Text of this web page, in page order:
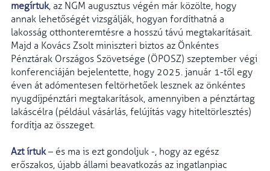
megírtuk, az NGM augusztus végén már közölte, hogy
annak lehetőségét vizsgálják, hogyan fordíthatná a
lakosság otthonteremtésre a hosszú távú megtakarításait.
Majd a Kovács Zsolt miniszteri biztos az Önkéntes
Pénztárak Országos Szövetsége (ÖPOSZ) szeptember végi
konferenciáján bejelentette, hogy 2025. január 1-től egy
éven át adómentesen feltörhetőek lesznek az önkéntes
nyugdíjpénztári megtakarítások, amennyiben a pénztártag
lakáscélra (például vásárlás, felújítás vagy hiteltörlesztés)
fordítja az összeget.
Azt írtuk– és ma is ezt gondoljuk -, hogy az egész
erőszakos, újabb állami beavatkozás az ingatlanpiac